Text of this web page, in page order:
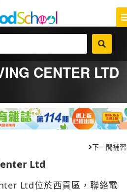
CENTER LTD
下一間補
Ltd
Ltd位於西貢區，聯絡電